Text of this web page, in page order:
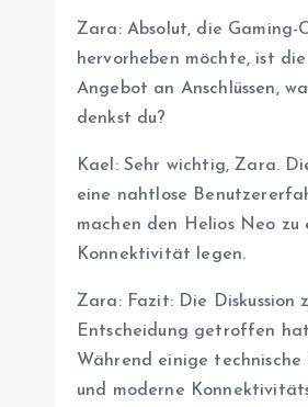
Zara: Absolut, die Gaming-
hervorheben möchte, ist
Angebot an Anschlüssen,
denkst du?
Kael: Sehr wichtig, Zara.
eine nahtlose
machen den Helios Neo
Konnektivität legen.
Zara: Fazit: Die Diskussion
Entscheidung getroffen
Während einige
und moderne